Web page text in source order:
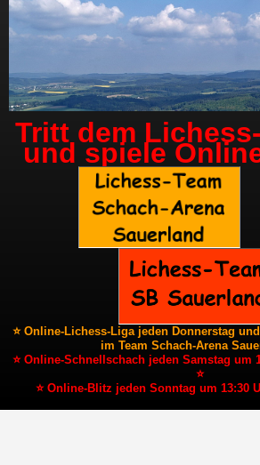
Tritt dem
und spiele
⭐ Online-Lichess-Liga jeden Donnerstag
im Team Schach-Arena
⭐ Online-Schnellschach jeden Samstag um
⭐
⭐ Online-Blitz jeden Sonntag um 13:30